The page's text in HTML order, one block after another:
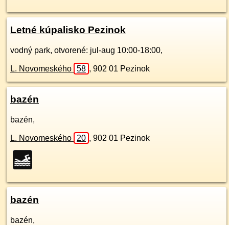
Letné kúpalisko Pezinok
vodný park, otvorené: jul-aug 10:00-18:00,
L. Novomeského 58 , 902 01 Pezinok
bazén
bazén,
L. Novomeského 20 , 902 01 Pezinok
bazén
bazén,